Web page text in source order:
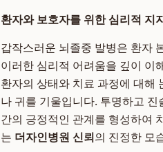
환자와 보호자를 위한 심리적 지
갑작스러운 뇌졸중 발병은 환자
이러한 심리적 어려움을 깊이 이
환자의 상태와 치료 과정에 대해
나 귀를 기울입니다. 투명하고
간의 긍정적인 관계를 형성하여
는 더자인병원 신뢰의 진정한 모